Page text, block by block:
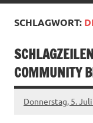
SCHLAGWORT:
COMMUNITY
Donnerstag, 5.